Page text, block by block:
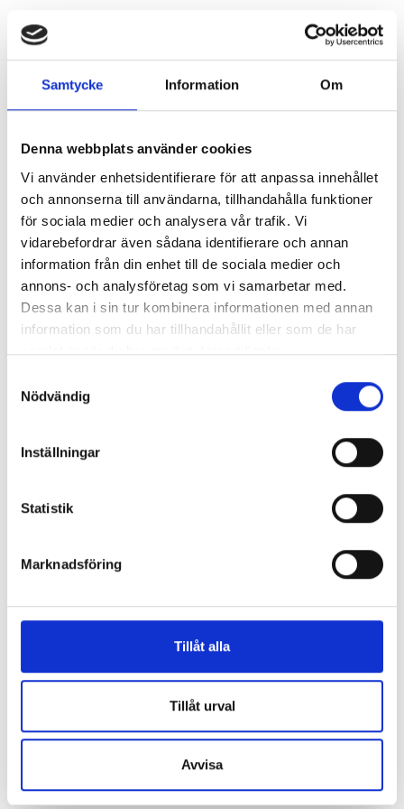
Samtycke Information Om
Denna webbplats använder cookies
Vi använder enhetsidentifierare för att anpassa innehållet
och annonserna till användarna, tillhandahålla funktioner
för sociala medier och analysera vår trafik. Vi
vidarebefordrar även sådana identifierare och annan
information från din enhet till de sociala medier och
annons- och analysföretag som vi samarbetar med.
Dessa kan i sin tur kombinera informationen med annan
information som du har tillhandahållit eller som de har
samlat in när du har använt deras tjänster.
Nödvändig
Inställningar
Statistik
Marknadsföring
Tillåt alla
Tillåt urval
Avvisa
Hoppa
innehåll
miljögärning – ”Det föll sig na-turligt
nya fabriken”
Samarbetet mellan Tankki och Valio fick sin början 1978
Jyväskylä. Numera finns en isvattensilo levererad av
Tankki i nästan alla Valios produktionsanläggningar. En